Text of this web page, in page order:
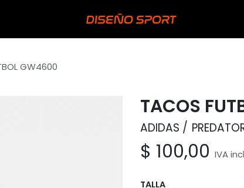
GW4600
TACOS
ADIDAS
$ 100,00 IVA
TALLA